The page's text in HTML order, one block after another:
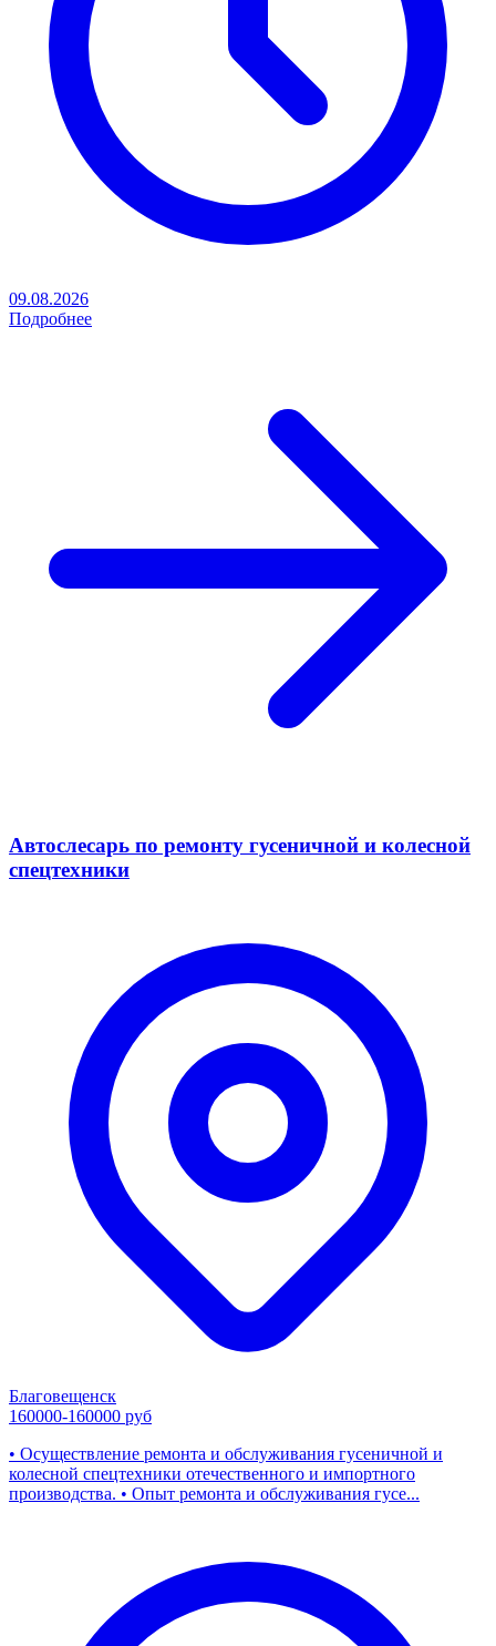
09.08.2026
Подробнее
Автослесарь по ремонту гусеничной и колесной
спецтехники
Благовещенск
160000-160000 руб
• Осуществление ремонта и обслуживания гусеничной и
колесной спецтехники отечественного и импортного
производства. • Опыт ремонта и обслуживания гусе...